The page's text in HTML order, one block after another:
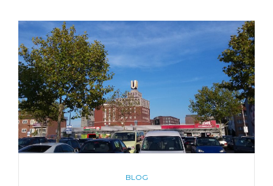
CATEGORIES
BLOG